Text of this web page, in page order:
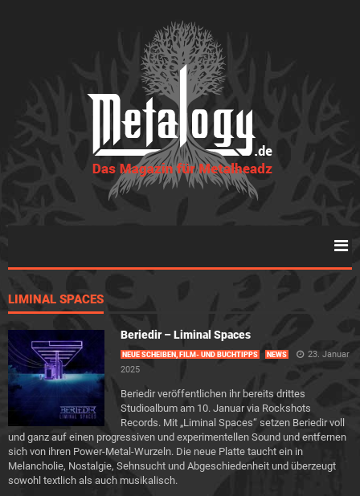
LIMINAL SPACES
Beriedir – Liminal Spaces
NEUE SCHEIBEN, FILM- UND BUCHTIPPS NEWS
23. Januar
2025
Beriedir veröffentlichen ihr bereits drittes
Studioalbum am 10. Januar via Rockshots
Records. Mit „Liminal Spaces“ setzen Beriedir voll
und ganz auf einen progressiven und experimentellen Sound und entfernen
sich von ihren Power-Metal-Wurzeln. Die neue Platte taucht ein in
Melancholie, Nostalgie, Sehnsucht und Abgeschiedenheit und überzeugt
sowohl textlich als auch musikalisch.